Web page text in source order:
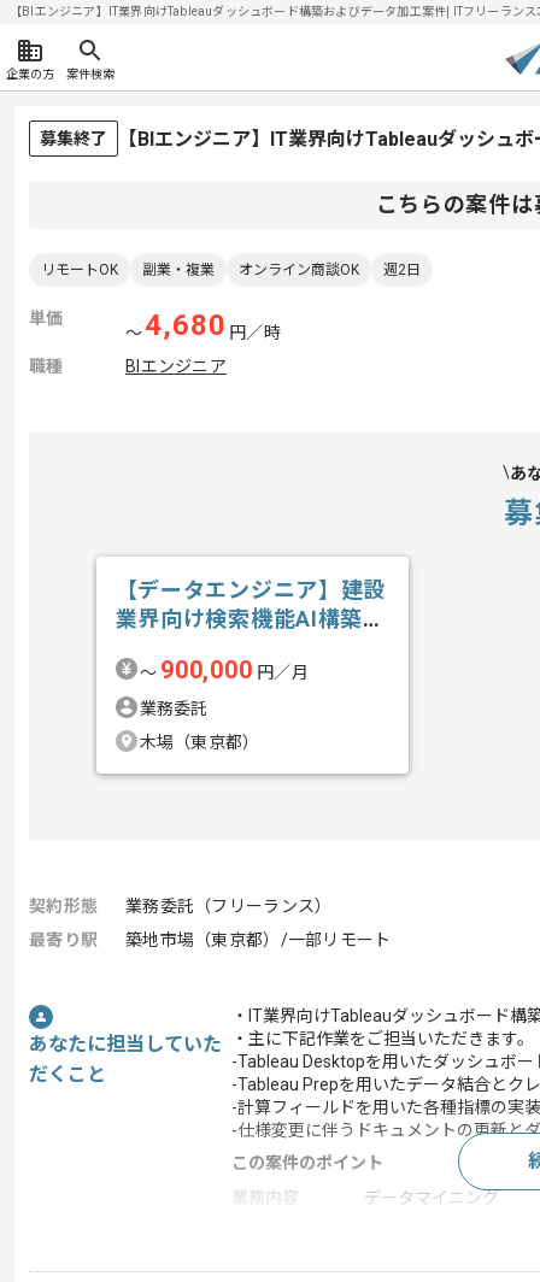
【BIエンジニア】IT業界向けTableauダッシュボード構築およびデータ加工案件| ITフリーラ
企業の方 案件検索
募集終了 【BIエンジニア】IT業界向けTableauダッシュ
こちらの案件
リモートOK 副業・複業 オンライン商談OK 週2日
単価
〜4,680 円／時
職種
BIエンジニア
あ
【データエンジニア】建設
業界向け検索機能AI構築の
〜 900,000 円／月
業務委託
木場（東京都）
契約形態
業務委託（フリーランス）
最寄り駅
築地市場（東京都）/一部リモート
あなたに担当していた
だくこと
・IT業界向けTableauダッシュボード構
・主に下記作業をご担当いただきます。
-Tableau Desktopを用いたダッシュボー
-Tableau Prepを用いたデータ結合とク
-計算フィールドを用いた各種指標の実
-仕様変更に伴うドキュメントの更新と
この案件のポイント
業務内容
データマイニング